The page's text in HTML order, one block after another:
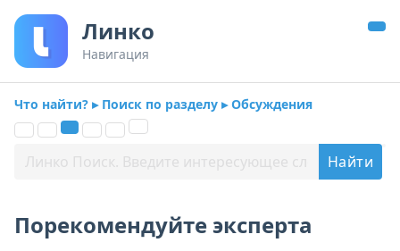
Линко
Навигация
Что найти? ▸ Поиск по разделу ▸ Обсуждения
Порекомендуйте эксперта